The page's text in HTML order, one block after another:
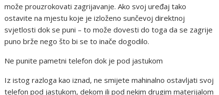
može prouzrokovati zagrijavanje. Ako svoj uređaj tako
ostavite na mjestu koje je izloženo sunčevoj direktnoj
svjetlosti dok se puni – to može dovesti do toga da se zagrije
puno brže nego što bi se to inače dogodilo.
Ne punite pametni telefon dok je pod jastukom
Iz istog razloga kao iznad, ne smijete mahinalno ostavljati svoj
telefon pod jastukom, dekom ili pod nekim drugim materijalom